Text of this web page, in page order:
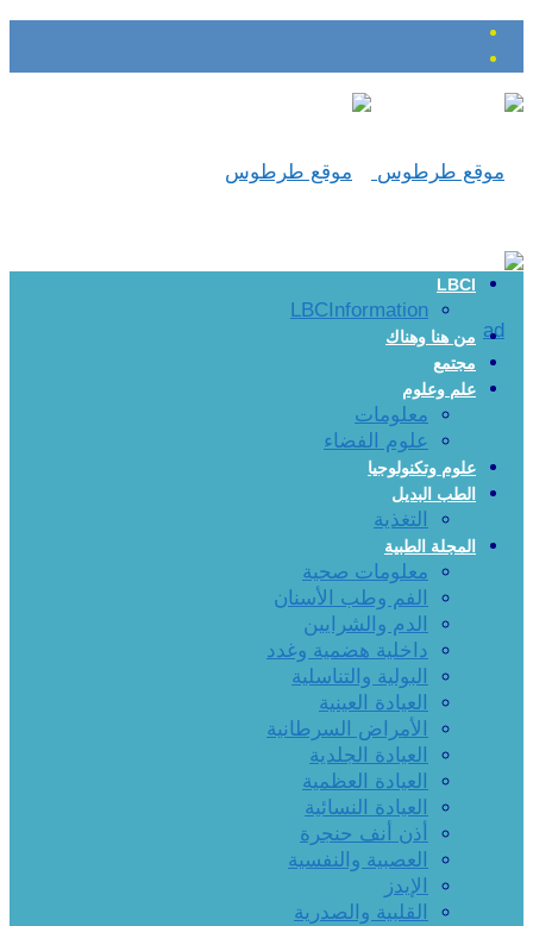
LBCI
LBCInformation
من هنا وهناك
مجتمع
علم وعلوم
معلومات
علوم الفضاء
علوم وتكنولوجيا
الطب البديل
التغذية
المجلة الطبية
معلومات صحية
الفم وطب الأسنان
الدم والشرايين
داخلية هضمية وغدد
البولية والتناسلية
العيادة العينية
الأمراض السرطانية
العيادة الجلدية
العيادة العظمية
العيادة النسائية
أذن أنف حنجرة
العصبية والنفسية
الإيدز
القلبية والصدرية